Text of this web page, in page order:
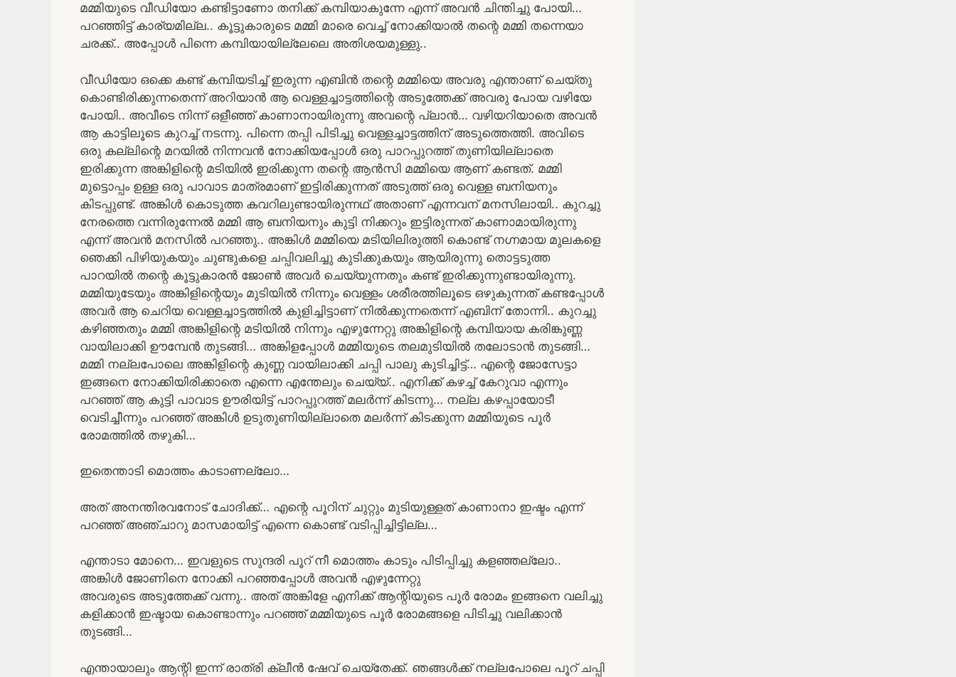
മമ്മിയുടെ വീഡിയോ കണ്ടിട്ടാണോ തനിക്ക് കമ്പിയാകുന്നേ എന്ന് അവൻ ചിന്തിച്ചു പോയി…
പറഞ്ഞിട്ട് കാര്യമില്ല.. കൂട്ടുകാരുടെ മമ്മി മാരെ വെച്ച് നോക്കിയാൽ തന്റെ മമ്മി തന്നെയാ
ചരക്ക്.. അപ്പോൾ പിന്നെ കമ്പിയായില്ലേലെ അതിശയമുള്ളു..
വീഡിയോ ഒക്കെ കണ്ട് കമ്പിയടിച്ച് ഇരുന്ന എബിൻ തന്റെ മമ്മിയെ അവരു എന്താണ് ചെയ്തു
കൊണ്ടിരിക്കുന്നതെന്ന് അറിയാൻ ആ വെള്ളച്ചാട്ടത്തിന്റെ അടുത്തേക്ക് അവരു പോയ വഴിയേ
പോയി.. അവീടെ നിന്ന് ഒളീഞ്ഞ് കാണാനായിരുന്നു അവന്റെ പ്ലാൻ… വഴിയറിയാതെ അവൻ
ആ കാട്ടിലൂടെ കുറച്ച് നടന്നു. പിന്നെ തപ്പി പിടിച്ചു വെള്ളച്ചാട്ടത്തിന് അടുത്തെത്തി. അവിടെ
ഒരു കല്ലിന്റെ മറയിൽ നിന്നവൻ നോക്കിയപ്പോൾ ഒരു പാറപ്പുറത്ത് തുണിയില്ലാതെ
ഇരിക്കുന്ന അങ്കിളിന്റെ മടിയിൽ ഇരിക്കുന്ന തന്റെ ആൻസി മമ്മിയെ ആണ് കണ്ടത്. മമ്മി
മുട്ടൊപ്പം ഉള്ള ഒരു പാവാട മാത്രമാണ് ഇട്ടിരിക്കുന്നത് അടുത്ത് ഒരു വെള്ള ബനിയനും
കിടപ്പുണ്ട്. അങ്കിൾ കൊടുത്ത കവറിലുണ്ടായിരുന്നഥ് അതാണ് എന്നവന് മനസിലായി.. കുറച്ചു
നേരത്തെ വന്നിരുന്നേൽ മമ്മി ആ ബനിയനും കുട്ടി നിക്കറും ഇട്ടിരുന്നത് കാണാമായിരുന്നു
എന്ന് അവൻ മനസിൽ പറഞ്ഞു.. അങ്കിൾ മമ്മിയെ മടിയിലിരുത്തി കൊണ്ട് നഗ്നമായ മുലകളെ
ഞെക്കി പിഴിയുകയും ചുണ്ടുകളെ ചപ്പിവലിച്ചു കുടിക്കുകയും ആയിരുന്നു തൊട്ടടുത്ത
പാറയിൽ തന്റെ കൂട്ടുകാരൻ ജോൺ അവർ ചെയ്യുന്നതും കണ്ട് ഇരിക്കുന്നുണ്ടായിരുന്നു.
മമ്മിയുടേയും അങ്കിളിന്റെയും മുടിയിൽ നിന്നും വെള്ളം ശരീരത്തിലൂടെ ഒഴുകുന്നത് കണ്ടപ്പോൾ
അവർ ആ ചെറിയ വെള്ളച്ചാട്ടത്തിൽ കുളിച്ചിട്ടാണ് നിൽക്കുന്നതെന്ന് എബിന് തോന്നി.. കുറച്ചു
കഴിഞ്ഞതും മമ്മി അങ്കിളിന്റെ മടിയിൽ നിന്നും എഴുന്നേറ്റു അങ്കിളിന്റെ കമ്പിയായ കരിങ്കുണ്ണ
വായിലാക്കി ഊമ്പേൻ തുടങ്ങി… അങ്കിളപ്പോൾ മമ്മിയുടെ തലമുടിയിൽ തലോടാൻ തുടങ്ങി…
മമ്മി നല്ലപോലെ അങ്കിളിന്റെ കുണ്ണ വായിലാക്കി ചപ്പി പാലു കുടിച്ചിട്ട്… എന്റെ ജോസേട്ടാ
ഇങ്ങനെ നോക്കിയിരിക്കാതെ എന്നെ എന്തേലും ചെയ്യ്.. എനിക്ക് കഴച്ച് കേറുവാ എന്നും
പറഞ്ഞ് ആ കുട്ടി പാവാട ഊരിയിട്ട് പാറപ്പുറത്ത് മലർന്ന് കിടന്നു… നല്ല കഴപ്പായോടീ
വെടിച്ചീന്നും പറഞ്ഞ് അങ്കിൾ ഉടുതുണിയില്ലാതെ മലർന്ന് കിടക്കുന്ന മമ്മിയുടെ പൂർ
രോമത്തിൽ തഴുകി…
ഇതെന്താടി മൊത്തം കാടാണല്ലോ…
അത് അനന്തിരവനോട് ചോദിക്ക്… എന്റെ പൂറിന് ചുറ്റും മുടിയുള്ളത് കാണാനാ ഇഷ്ടം എന്ന്
പറഞ്ഞ് അഞ്ചാറു മാസമായിട്ട് എന്നെ കൊണ്ട് വടിപ്പിച്ചിട്ടില്ല…
എന്താടാ മോനെ… ഇവളുടെ സുന്ദരി പൂറ് നീ മൊത്തം കാടും പിടിപ്പിച്ചു കളഞ്ഞല്ലോ..
അങ്കിൾ ജോണിനെ നോക്കി പറഞ്ഞപ്പോൾ അവൻ എഴുന്നേറ്റു
അവരുടെ അടുത്തേക്ക് വന്നു.. അത് അങ്കിളേ എനിക്ക് ആന്റിയുടെ പൂർ രോമം ഇങ്ങനെ വലിച്ചു
കളിക്കാൻ ഇഷ്ടായ കൊണ്ടാന്നും പറഞ്ഞ് മമ്മിയുടെ പൂർ രോമങ്ങളെ പിടിച്ചു വലിക്കാൻ
തുടങ്ങി…
എന്തായാലും ആന്റി ഇന്ന് രാത്രി ക്ലീൻ ഷേവ് ചെയ്തേക്ക്. ഞങ്ങൾക്ക് നല്ലപോലെ പൂറ് ചപ്പി